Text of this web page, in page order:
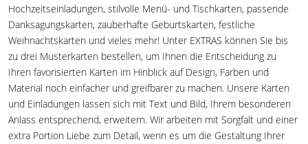
Hochzeitseinladungen, stilvolle Menü- und Tischkarten, passende
Danksagungskarten, zauberhafte Geburtskarten, festliche
Weihnachtskarten und vieles mehr! Unter EXTRAS können Sie bis
zu drei Musterkarten bestellen, um Ihnen die Entscheidung zu
Ihren favorisierten Karten im Hinblick auf Design, Farben und
Material noch einfacher und greifbarer zu machen. Unsere Karten
und Einladungen lassen sich mit Text und Bild, Ihrem besonderen
Anlass entsprechend, erweitern. Wir arbeiten mit Sorgfalt und einer
extra Portion Liebe zum Detail, wenn es um die Gestaltung Ihrer